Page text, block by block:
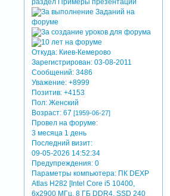
Откуда: Киев-Кемерово
Зарегистрирован: 03-08-2011
Сообщений: 3486
Уважение: +8999
Позитив: +4153
Пол: Женский
Возраст: 67[1959-06-27]
Провел на форуме:
3 месяца 1 день
Последний визит:
09-05-2026 14:52:34
Предупреждения: 0
Параметры компьютера: ПК DEXP
Atlas H282 [Intel Core i5 10400,
6x2900 МГц, 8 ГБ DDR4, SSD 240